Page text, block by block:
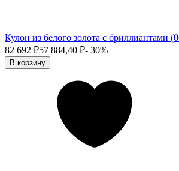
Кулон из белого золота с бриллиантами
82 692 ₽57 884,40 ₽- 30%
В корзину